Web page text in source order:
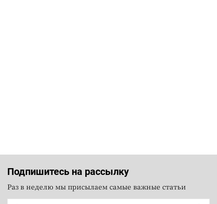
Подпишитесь на рассылку
Раз в неделю мы присылаем самые важные статьи